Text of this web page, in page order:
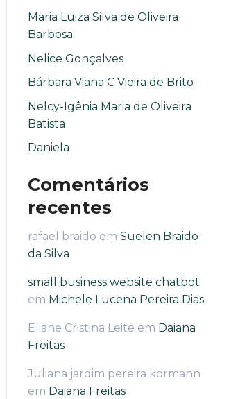
Maria Luiza Silva de Oliveira
Barbosa
Nelice Gonçalves
Bárbara Viana C Vieira de Brito
Nelcy-Igênia Maria de Oliveira
Batista
Daniela
Comentários
recentes
rafael braido em Suelen Braido
da Silva
small business website chatbot
em Michele Lucena Pereira Dias
Eliane Cristina Leite em Daiana
Freitas
Juliana jardim pereira kormann
em Daiana Freitas